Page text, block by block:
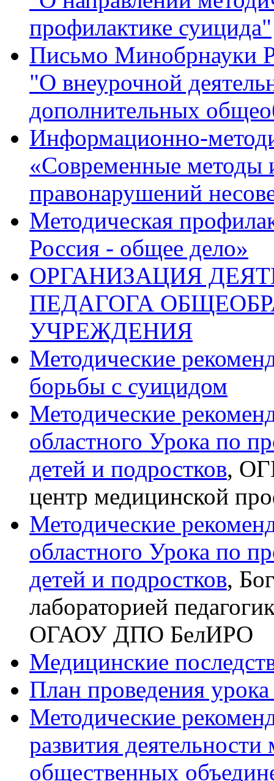
профилактике суицида"
Письмо Минобрнауки
"О внеурочной
дополнительных
Информационно-
«Современные методы
правонарушений
Методическая
Россия - общее дело»
ОРГАНИЗАЦИЯ
ПЕДАГОГА
УЧРЕЖДЕНИЯ
Методические
борьбы с суицидом
Методические
областного Урока по
детей и подростков,
центр медицинской
Методические
областного Урока по
детей и подростков,
лабораторией
ОГАОУ ДПО БелИРО
Медицинские
План проведения урока
Методические
развития
общественных